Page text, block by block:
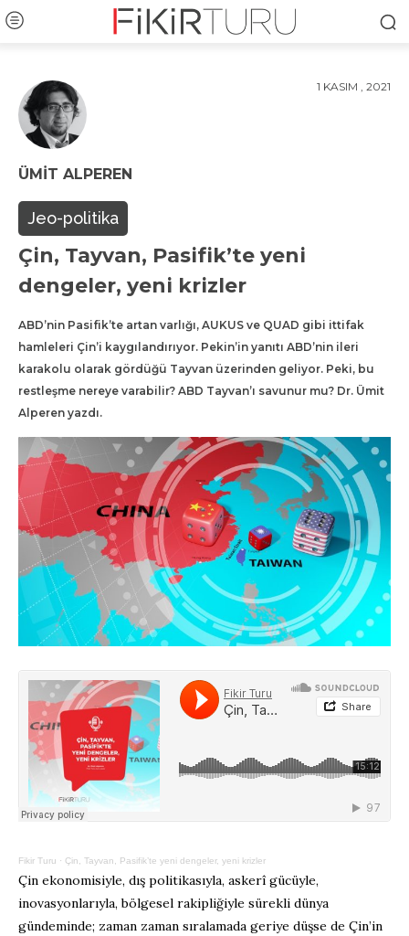
1 KASIM , 2021
ÜMIT ALPEREN
Jeo-politika
Çin, Tayvan, Pasifik’te yeni
dengeler, yeni krizler
ABD’nin Pasifik’te artan varlığı, AUKUS ve QUAD gibi ittifak
hamleleri Çin’i kaygılandırıyor. Pekin’in yanıtı ABD’nin ileri
karakolu olarak gördüğü Tayvan üzerinden geliyor. Peki, bu
restleşme nereye varabilir? ABD Tayvan’ı savunur mu? Dr. Ümit
Alperen yazdı.
Fikir Turu · Çin, Tayvan, Pasifik’te yeni dengeler, yeni krizler
Çin ekonomisiyle, dış politikasıyla, askerî gücüyle,
inovasyonlarıyla, bölgesel rakipliğiyle sürekli dünya
gündeminde; zaman zaman sıralamada geriye düşse de Çin’in